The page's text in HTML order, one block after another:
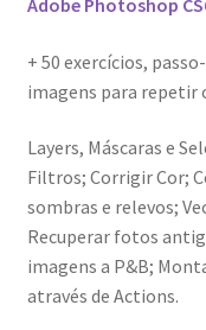
LISBOA AINDA –
Mármore Preto /
nós, os outros |
O Passeio da Luz
+ 50 exercícios,
imagens para repetir
Layers, Máscaras e
Filtros; Corrigir Cor;
sombras e relevos;
Recuperar fotos
imagens a P&B;
através de Actions.